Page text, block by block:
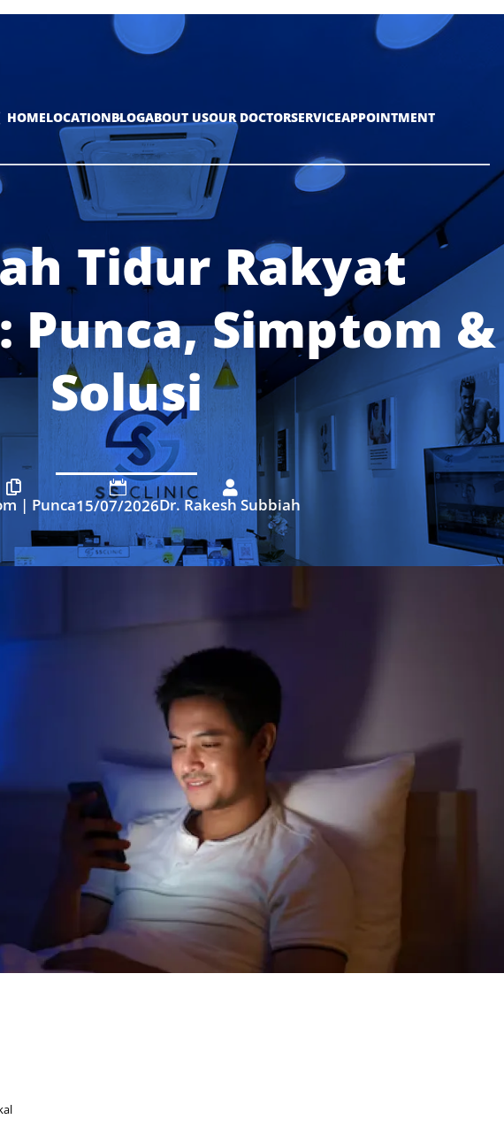
HOMELOCATIONBLOGABOUT USOUR DOCTORSERVICEAPPOINTMENT
Tidur Rakyat
Punca, Simptom &
Solusi

| Punca

15/07/2026

Dr. Rakesh Subbiah